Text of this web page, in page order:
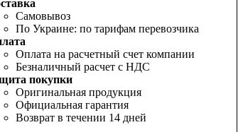
Самовывоз
По Украине: по тарифам перевозчика
Оплата на расчетный счет компании
Безналичный расчет с НДС
покупки
Оригинальная продукция
Официальная гарантия
Возврат в течении 14 дней